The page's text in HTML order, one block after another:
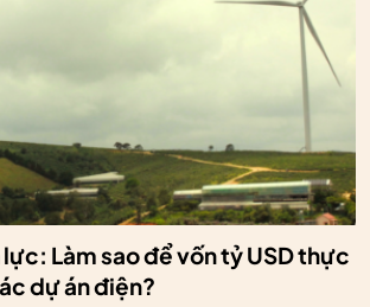
Làm sao để vốn tỷ USD thực
dự án điện?